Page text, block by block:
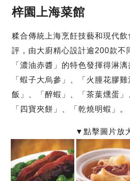
梓園上海菜館
糅合傳統上海烹飪技藝和現代
評，由大廚精心設計逾200款不
「濃油赤醬」的特色發揮得淋
「蝦子大烏參」、「火朣花膠
飯」、「醉蝦」、「茶葉燻蛋」
「四寶夾餅」、「乾燒明蝦」。